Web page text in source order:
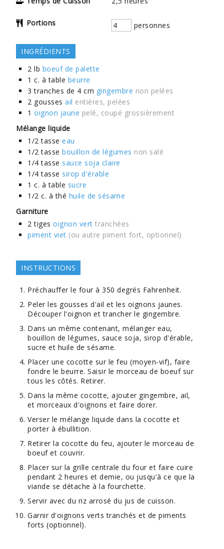
Portions personnes
INGRÉDIENTS
2 lb boeuf de palette
1 c. à table beurre
3 tranches de 4 cm gingembre non pelées
2 gousses ail entières, pelées
1 oignon jaune pelé, coupé grossièrement
Mélange liquide
1/2 tasse eau
1/2 tasse bouillon de légumes non salé
1/4 tasse sauce soja claire
1/4 tasse sirop d'érable
1 c. à table sucre
1/2 c. à thé huile de sésame
Garniture
2 tiges oignon vert tranchées
piment viet (ou autre piment fort, optionnel)
INSTRUCTIONS
Préchauffer le four à 350 degrés Fahrenheit.
Peler les gousses d'ail et les oignons jaunes.
Découper l'oignon et trancher le gingembre.
Dans un même contenant, mélanger eau,
bouillon de légumes, sauce soja, sirop d'érable,
sucre et huile de sésame.
Placer une cocotte sur le feu (moyen-vif), faire
fondre le beurre. Saisir le morceau de boeuf sur
tous les côtés. Retirer.
Dans la même cocotte, ajouter gingembre, ail,
et morceaux d'oignons et faire dorer.
Verser le mélange liquide dans la cocotte et
porter à ébullition.
Retirer la cocotte du feu, ajouter le morceau de
boeuf et couvrir.
Placer sur la grille centrale du four et faire cuire
pendant 2 heures et demie, ou jusqu'à ce que la
viande se détache à la fourchette.
Servir avec du riz arrosé du jus de cuisson.
Garnir d'oignons verts tranchés et de piments
forts (optionnel).